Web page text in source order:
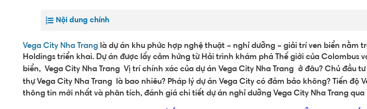
Nội dung chính
Vega City Nha Trang là dự án khu phức hợp nghệ thuật – nghỉ dưỡng – giải trí ven biển nằm
Holdings triển khai. Dự án được lấy cảm hứng từ Hải trình khám phá Thế giới của
biển, Vega City Nha Trang Vị trí chính xác của dự án Vega City Nha Trang ở đâu? Chủ đầu tư
thự Vega City Nha Trang là bao nhiêu? Pháp lý dự án Vega City có đảm bảo không? Tiến độ
thông tin mới nhất và phân tích, đánh giá chi tiết dự án nghỉ dưỡng Vega City Nha Trang qua